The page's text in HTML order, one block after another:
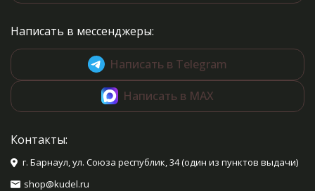
Написать в мессенджеры:
Написать в Telegram
Написать в MAX
Контакты:
г. Барнаул, ул. Союза республик, 34 (один из пунктов выдачи)
shop@kudel.ru